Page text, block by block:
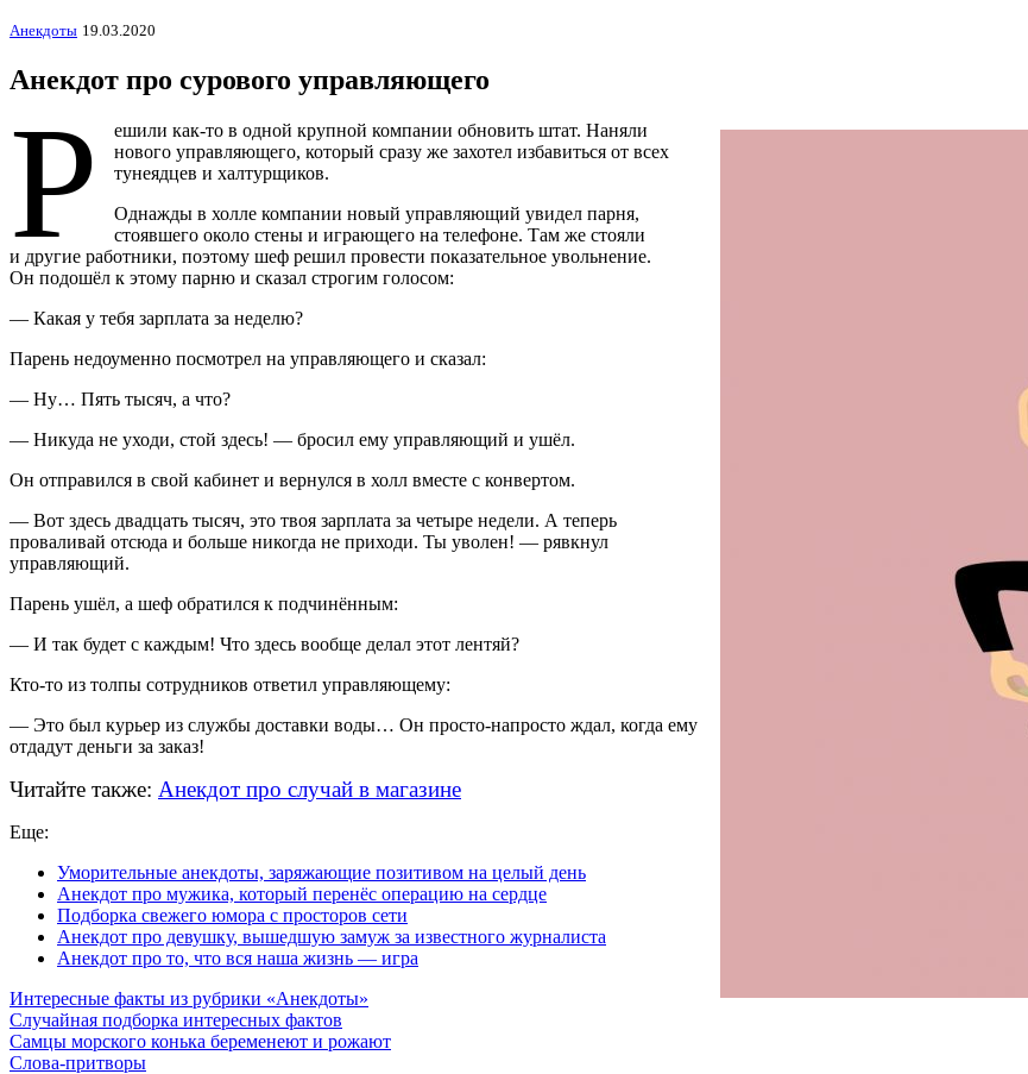
Анекдоты 19.03.2020
Анекдот про сурового управляющего
Р
ешили как-то в одной крупной компании обновить штат. Наняли
нового управляющего, который сразу же захотел избавиться от всех
тунеядцев и халтурщиков.
Однажды в холле компании новый управляющий увидел парня,
стоявшего около стены и играющего на телефоне. Там же стояли
и другие работники, поэтому шеф решил провести показательное увольнение.
Он подошёл к этому парню и сказал строгим голосом:
— Какая у тебя зарплата за неделю?
Парень недоуменно посмотрел на управляющего и сказал:
— Ну… Пять тысяч, а что?
— Никуда не уходи, стой здесь! — бросил ему управляющий и ушёл.
Он отправился в свой кабинет и вернулся в холл вместе с конвертом.
— Вот здесь двадцать тысяч, это твоя зарплата за четыре недели. А теперь
проваливай отсюда и больше никогда не приходи. Ты уволен! — рявкнул
управляющий.
Парень ушёл, а шеф обратился к подчинённым:
— И так будет с каждым! Что здесь вообще делал этот лентяй?
Кто-то из толпы сотрудников ответил управляющему:
— Это был курьер из службы доставки воды… Он просто-напросто ждал, когда ему
отдадут деньги за заказ!
Читайте также: Анекдот про случай в магазине
Еще:
Уморительные анекдоты, заряжающие позитивом на целый день
Анекдот про мужика, который перенёс операцию на сердце
Подборка свежего юмора с просторов сети
Анекдот про девушку, вышедшую замуж за известного журналиста
Анекдот про то, что вся наша жизнь — игра
Интересные факты из рубрики «Анекдоты»
Случайная подборка интересных фактов
Самцы морского конька беременеют и рожают
Слова-притворы